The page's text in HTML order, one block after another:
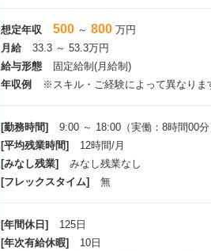
想定年収 500 ～ 800 万円
月給
33.3 ～ 53.3万円
給与形態
固定給制(月給制)
年収例
※スキル・ご経験によって異なりま
[勤務時間]
9:00 ～ 18:00（実働：8時間00
[平均残業時間]
12時間/月
[みなし残業]
みなし残業なし
[フレックスタイム]
無
[年間休日]
125日
[年次有給休暇]
10日